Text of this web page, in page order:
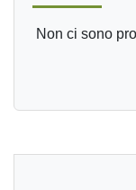
Non ci sono